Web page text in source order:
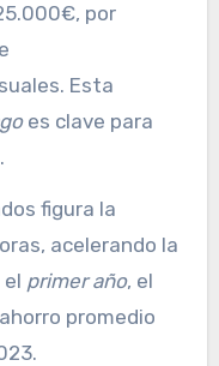
por
Esta
es clave para
figura la
acelerando la
primer año, el
promedio